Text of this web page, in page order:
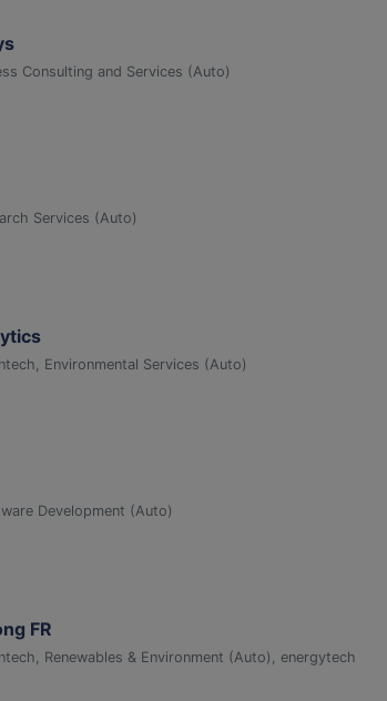
Consulting and Services (Auto)
Services (Auto)
Environmental Services (Auto)
Development (Auto)
FR
Renewables & Environment (Auto), energytech